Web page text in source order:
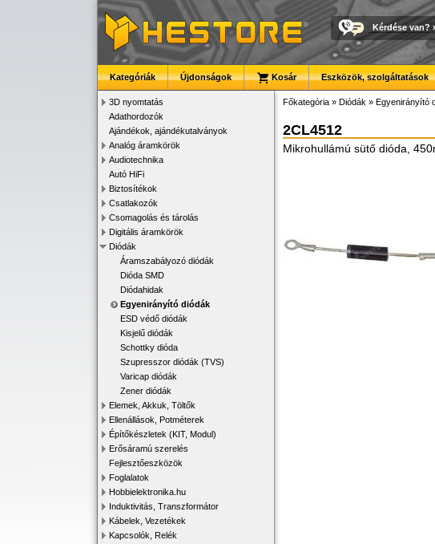
Kérdése van?
Kategóriák Újdonságok Kosár Eszközök, szolgáltatások
3D nyomtatás
Adathordozók
Ajándékok, ajándékutalványok
Analóg áramkörök
Audiotechnika
Autó HiFi
Biztosítékok
Csatlakozók
Csomagolás és tárolás
Digitális áramkörök
Diódák
Áramszabályozó diódák
Dióda SMD
Diódahidak
Egyenirányító diódák
ESD védő diódák
Kisjelű diódák
Schottky dióda
Szupresszor diódák (TVS)
Varicap diódák
Zener diódák
Elemek, Akkuk, Töltők
Ellenállások, Potméterek
Építőkészletek (KIT, Modul)
Erősáramú szerelés
Fejlesztőeszközök
Foglalatok
Hobbielektronika.hu
Induktivitás, Transzformátor
Kábelek, Vezetékek
Kapcsolók, Relék
Főkategória » Diódák » Egyenirányító
2CL4512
Mikrohullámú sütő dióda,